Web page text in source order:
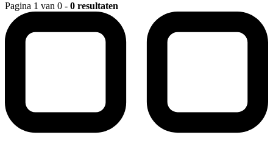
Pagina 1 van 0 - 0 resultaten